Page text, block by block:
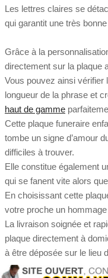
Les lettres claires se
qui garantit une très
Grâce à la
directement sur la plaque
Vous pouvez ainsi vérifier
longueur de la phrase et
haut de gamme
Cette plaque funeraire
tombe un signe d’amour
difficiles à trouver.
Elle constitue également
qui se fanent vite alors
En choisissant cette
votre proche un
La livraison soignée et
plaque directement à
à être déposée sur le lieu